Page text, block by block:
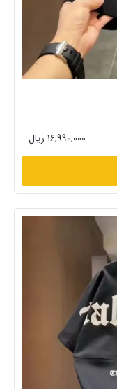
۱۶,۹۹۰,۰۰۰ ریال